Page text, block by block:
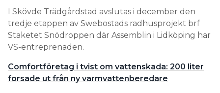
I Skövde Trädgårdstad avslutas i december den
tredje etappen av Swebostads radhusprojekt brf
Staketet Snödroppen där Assemblin i Lidköping har
VS-entreprenaden.
Comfortföretag i tvist om vattenskada: 200 liter
forsade ut från ny varmvattenberedare